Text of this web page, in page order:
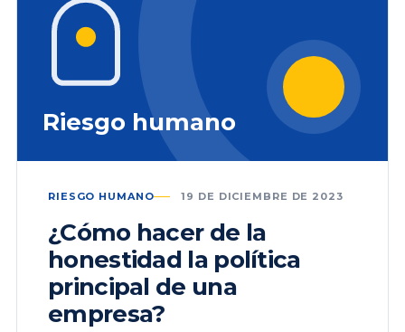
Riesgo humano
RIESGO HUMANO 19 DE DICIEMBRE DE 2023
¿Cómo hacer de la
honestidad la política
principal de una
empresa?